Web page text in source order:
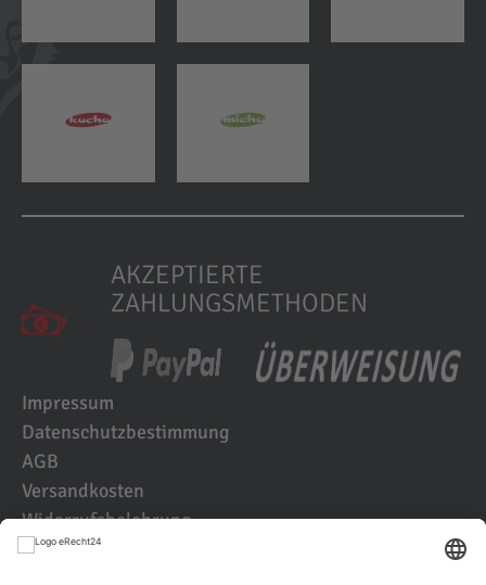
AKZEPTIERTE
ZAHLUNGSMETHODEN
Impressum
Datenschutzbestimmung
AGB
Versandkosten
Widerrufsbelehrung
Kundenbewertungen